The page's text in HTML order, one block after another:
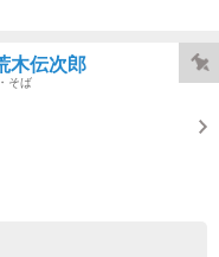
木伝次郎
そば